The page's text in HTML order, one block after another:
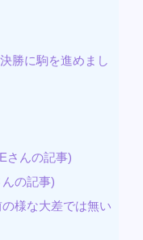
勝に駒を進めまし
さんの記事)
の記事)
様な大差では無い